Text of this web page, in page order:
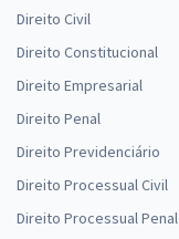
Direito Civil
Direito Constitucional
Direito Empresarial
Direito Penal
Direito Previdenciário
Direito Processual Civil
Direito Processual Penal